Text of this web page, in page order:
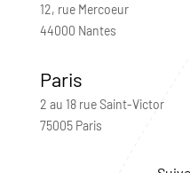
12, rue Mercoeur
44000 Nantes
Paris
2 au 18 rue Saint-Victor
75005 Paris